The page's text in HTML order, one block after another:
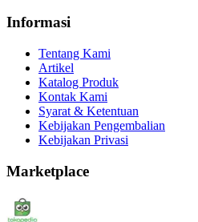
Informasi
Tentang Kami
Artikel
Katalog Produk
Kontak Kami
Syarat & Ketentuan
Kebijakan Pengembalian
Kebijakan Privasi
Marketplace